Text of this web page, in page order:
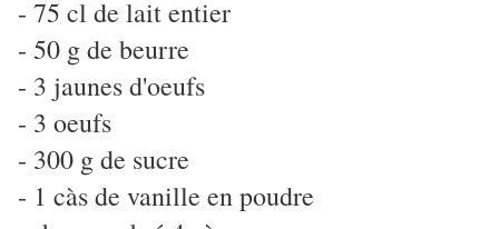
- 75 cl de lait entier
- 50 g de beurre
- 3 jaunes d'oeufs
- 3 oeufs
- 300 g de sucre
- 1 càs de vanille en poudre